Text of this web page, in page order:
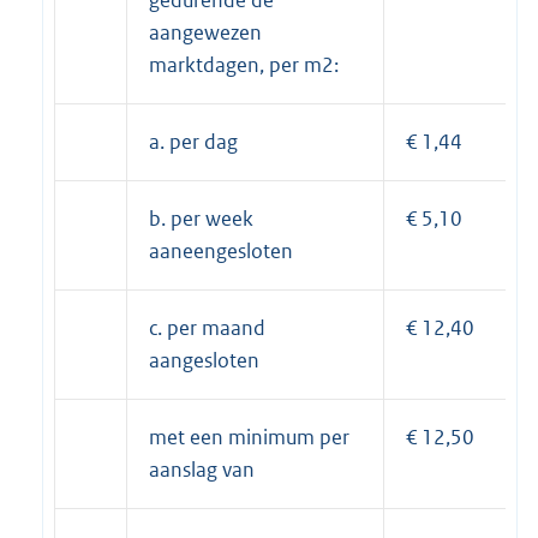
aangewezen
marktdagen, per m2:
a. per dag € 1,44
b. per week
aaneengesloten
€ 5,10
c. per maand
aangesloten
€ 12,40
met een minimum per
aanslag van
€ 12,50